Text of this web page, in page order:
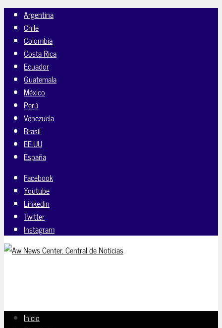
Argentina
Chile
Colombia
Costa Rica
Ecuador
Guatemala
México
Perú
Venezuela
Brasil
EE.UU
España
Facebook
Youtube
Linkedin
Twitter
Instagram
Inicio